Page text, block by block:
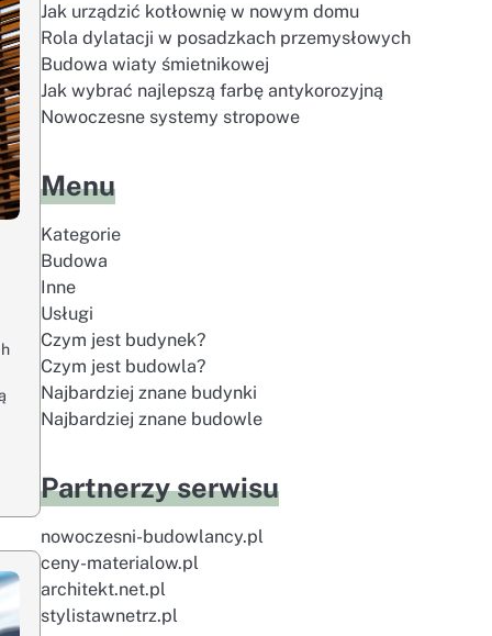
Jak urządzić kotłownię w nowym domu
Rola dylatacji w posadzkach przemysłowych
Budowa wiaty śmietnikowej
Jak wybrać najlepszą farbę antykorozyjną
Nowoczesne systemy stropowe
Menu
Kategorie
Budowa
Inne
Usługi
Czym jest budynek?
Czym jest budowla?
Najbardziej znane budynki
Najbardziej znane budowle
Partnerzy serwisu
nowoczesni-budowlancy.pl
ceny-materialow.pl
architekt.net.pl
stylistawnetrz.pl